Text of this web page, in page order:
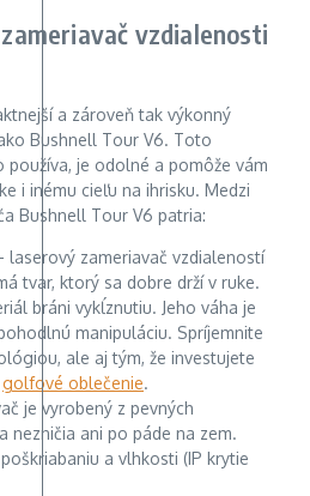
vzdialenosti
a zároveň tak výkonný
Bushnell Tour V6. Toto
používa, je odolné a pomôže vám
i inému cieľu na ihrisku. Medzi
Bushnell Tour V6 patria:
laserový zameriavač vzdialeností
tvar, ktorý sa dobre drží v ruke.
bráni vykĺznutiu. Jeho váha je
manipuláciu. Spríjemnite
ale aj tým, že investujete
golfové oblečenie.
je vyrobený z pevných
nezničia ani po páde na zem.
a vlhkosti (IP krytie